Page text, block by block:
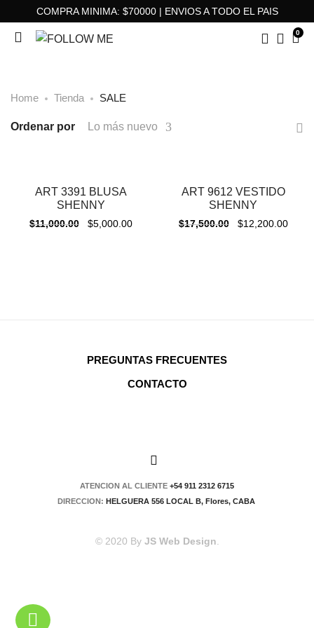
COMPRA MINIMA: $70000 | ENVIOS A TODO EL PAIS
0
Home Tienda SALE
Ordenar por Lo más nuevo
55%ART 3391 BLUSA
SHENNY
$11,000.00 $5,000.00
30%
ART 9612 VESTIDO
SHENNY
$17,500.00 $12,200.00
PREGUNTAS FRECUENTES
CONTACTO
ATENCION AL CLIENTE +54 911 2312 6715
DIRECCION: HELGUERA 556 LOCAL B, Flores, CABA
© 2020 By JS Web Design